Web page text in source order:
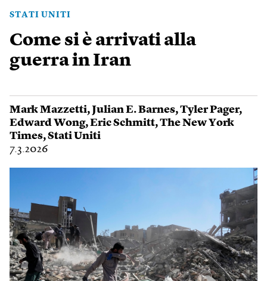
STATI UNITI
Come si è arrivati alla
guerra in Iran
Mark Mazzetti,Julian E. Barnes,Tyler Pager,
Edward Wong,Eric Schmitt,The New York
Times,Stati Uniti
7.3.2026